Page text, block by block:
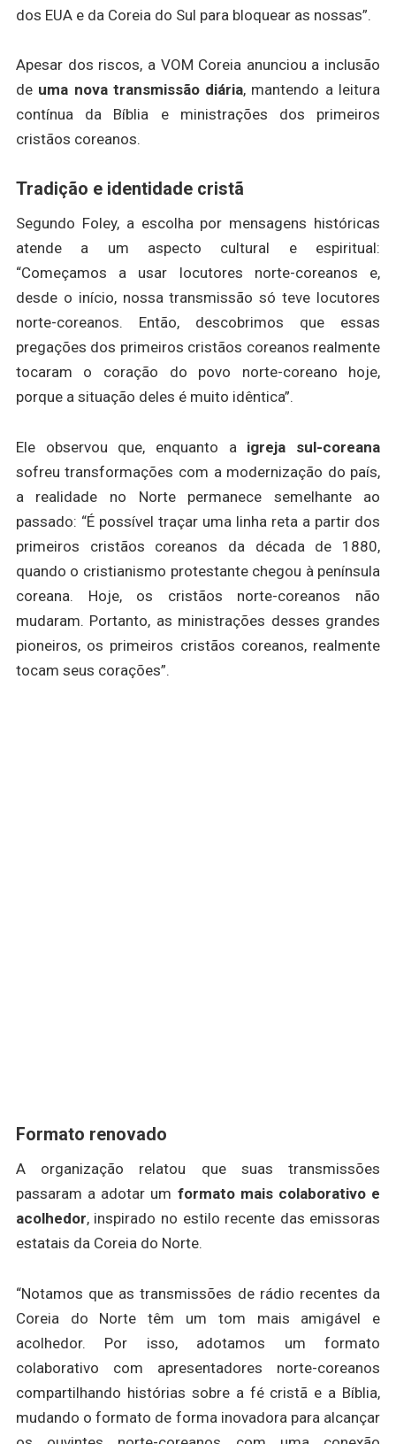
dos EUA e da Coreia do Sul para bloquear as nossas”.
Apesar dos riscos, a VOM Coreia anunciou a inclusão
de uma nova transmissão diária, mantendo a leitura
contínua da Bíblia e ministrações dos primeiros
cristãos coreanos.
Tradição e identidade cristã
Segundo Foley, a escolha por mensagens históricas
atende a um aspecto cultural e espiritual:
“Começamos a usar locutores norte-coreanos e,
desde o início, nossa transmissão só teve locutores
norte-coreanos. Então, descobrimos que essas
pregações dos primeiros cristãos coreanos realmente
tocaram o coração do povo norte-coreano hoje,
porque a situação deles é muito idêntica”.
Ele observou que, enquanto a igreja sul-coreana
sofreu transformações com a modernização do país,
a realidade no Norte permanece semelhante ao
passado: “É possível traçar uma linha reta a partir dos
primeiros cristãos coreanos da década de 1880,
quando o cristianismo protestante chegou à península
coreana. Hoje, os cristãos norte-coreanos não
mudaram. Portanto, as ministrações desses grandes
pioneiros, os primeiros cristãos coreanos, realmente
tocam seus corações”.
Formato renovado
A organização relatou que suas transmissões
passaram a adotar um formato mais colaborativo e
acolhedor, inspirado no estilo recente das emissoras
estatais da Coreia do Norte.
“Notamos que as transmissões de rádio recentes da
Coreia do Norte têm um tom mais amigável e
acolhedor. Por isso, adotamos um formato
colaborativo com apresentadores norte-coreanos
compartilhando histórias sobre a fé cristã e a Bíblia,
mudando o formato de forma inovadora para alcançar